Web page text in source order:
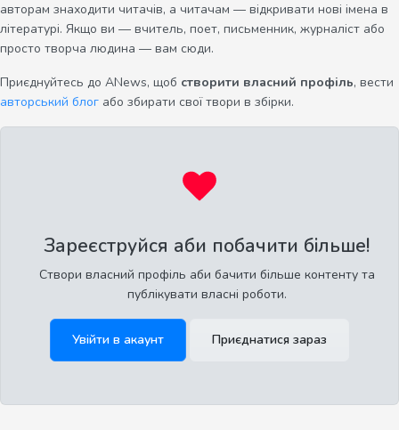
авторам знаходити читачів, а читачам — відкривати нові імена в
літературі. Якщо ви — вчитель, поет, письменник, журналіст або
просто творча людина — вам сюди.
Приєднуйтесь до ANews, щоб створити власний профіль, вести
авторський блог або збирати свої твори в збірки.
Зареєструйся аби побачити більше!
Створи власний профіль аби бачити більше контенту та
публікувати власні роботи.
Увійти в акаунт Приєднатися зараз